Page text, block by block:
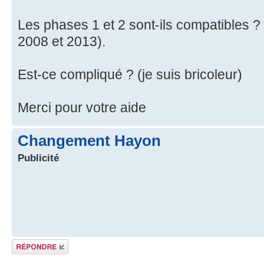
Les phases 1 et 2 sont-ils compatibles
2008 et 2013).
Est-ce compliqué ? (je suis bricoleur)
Merci pour votre aide
Changement Hayon
Publicité
Répondre